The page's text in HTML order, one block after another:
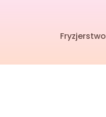
Fryzjerstwo